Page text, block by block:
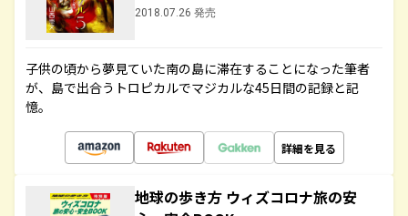
2018.07.26 発売
子供の頃から夢見ていた南の島に滞在することになった筆者
が、島で出合うトロピカルでマジカルな45日間の記録と記
憶。
詳細を見る
地球の歩き方 ウィズコロナ旅の安